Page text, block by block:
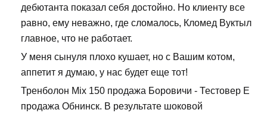
дебютанта показал себя достойно. Но клиенту все
равно, ему неважно, где сломалось, Кломед Вуктыл
главное, что не работает.
У меня сынуля плохо кушает, но с Вашим котом,
аппетит я думаю, у нас будет еще тот!
Тренболон Mix 150 продажа Боровичи - Тестовер Е
продажа Обнинск. В результате шоковой